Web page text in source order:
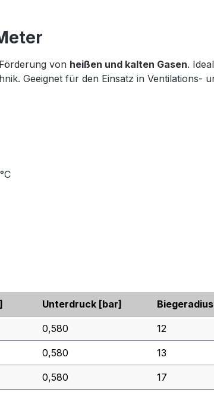
von heißen und kalten Gasen.
Geeignet für den Einsatz in Ventilations-
Unterdruck [bar] Biegeradius
0,580 12
0,580 13
0,580 17